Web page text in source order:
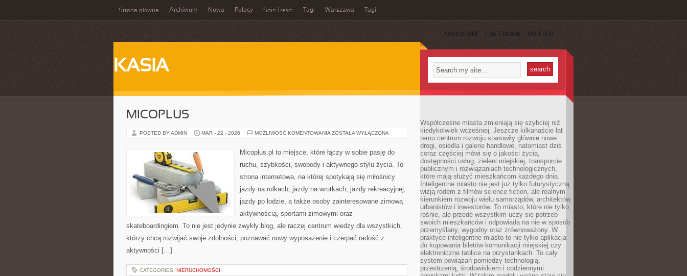
Strona główna Archiwum Nowa Polacy Spis Treści Tagi Warszawa Tagi
SUBSCRIBE FACEBOOK TWITTER
KASIA
MICOPLUS
POSTED BY ADMIN MAR - 22 - 2026 MOŻLIWOŚĆ KOMENTOWANIA MICOPLUS
ZOSTAŁA WYŁĄCZONA
Micoplus.pl to miejsce, które łączy w sobie pasję do
ruchu, szybkości, swobody i aktywnego stylu życia. To
strona internetowa, na której spotykają się miłośnicy
jazdy na rolkach, jazdy na wrotkach, jazdy rekreacyjnej,
jazdy po lodzie, a także osoby zainteresowane zimową
aktywnością, sportami zimowymi oraz
skateboardingiem. To nie jest jedynie zwykły blog, ale raczej centrum wiedzy dla wszystkich,
którzy chcą rozwijać swoje zdolności, poznawać nowy wyposażenie i czerpać radość z
aktywności […]
CATEGORIES: NIERUCHOMOŚCI
Współczesne miasta zmieniają się szybciej niż
kiedykolwiek wcześniej. Jeszcze kilkanaście lat
temu centrum rozwoju stanowiły głównie nowe
drogi, osiedla i galerie handlowe, natomiast dziś
coraz częściej mówi się o jakości życia,
dostępności usług, zieleni miejskiej, transporcie
publicznym i rozwiązaniach technologicznych,
które mają służyć mieszkańcom każdego dnia.
Inteligentne miasto nie jest już tylko futurystyczną
wizją rodem z filmów science fiction, ale realnym
kierunkiem rozwoju wielu samorządów, architektów,
urbanistów i inwestorów. To miasto, które nie tylko
rośnie, ale przede wszystkim uczy się potrzeb
swoich mieszkańców i odpowiada na nie w sposób
przemyślany, wygodny oraz zrównoważony. W
praktyce inteligentne miasto to nie tylko aplikacja
do kupowania biletów komunikacji miejskiej czy
elektroniczne tablice na przystankach. To cały
system powiązań pomiędzy technologią,
przestrzenią, środowiskiem i codziennymi